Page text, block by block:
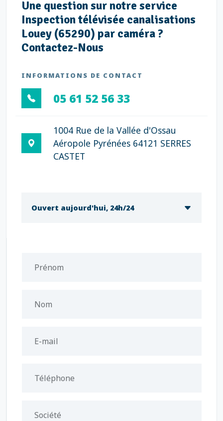
Une question sur notre service
Inspection télévisée canalisations
Louey (65290) par caméra ?
Contactez-Nous
INFORMATIONS DE CONTACT
05 61 52 56 33
1004 Rue de la Vallée d'Ossau
Aéropole Pyrénées 64121 SERRES
CASTET
Ouvert aujourd'hui, 24h/24
Prénom
Nom
E-mail
Téléphone
Société